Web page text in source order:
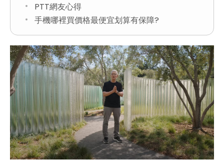
PTT網友心得
手機哪裡買價格最便宜划算有保障?